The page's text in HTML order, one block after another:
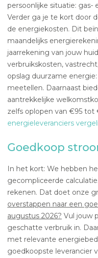
persoonlijke situatie:
Verder ga je te kort door
de energiekosten. Dit
maandelijks
jaarrekening van jouw
verbruikskosten,
opslag duurzame
meetellen. Daarnaast
aantrekkelijke
zelfs oplopen van €95 tot
energieleveranciers
Goedkoop
In het kort: We hebben
gecompliceerde
rekenen. Dat doet onze
overstappen naar een
augustus 2026? Vul jouw
geschatte verbruik in.
met relevante
goedkoopste leverancier